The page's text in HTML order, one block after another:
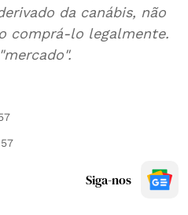
da canábis, não
comprá-lo legalmente.
Siga-nos